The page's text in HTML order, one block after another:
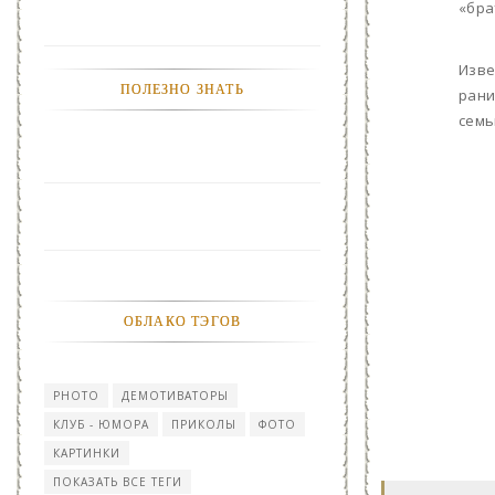
ПОЛЕЗНО ЗНАТЬ
ОБЛАКО ТЭГОВ
PHOTO
ДЕМОТИВАТОРЫ
КЛУБ - ЮМОРА
ПРИКОЛЫ
ФОТО
КАРТИНКИ
ПОКАЗАТЬ ВСЕ ТЕГИ